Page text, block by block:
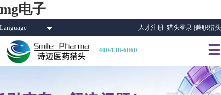
mg电子
Language 人才注册 |猎头登录 |兼职猎头
400-138-6860 